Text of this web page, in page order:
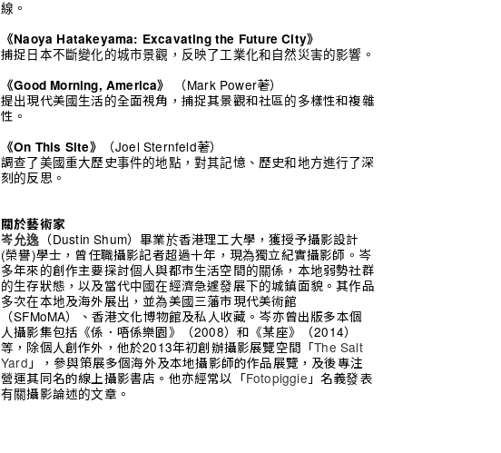
線。
《Naoya Hatakeyama: Excavating the Future City》
捕捉日本不斷變化的城市景觀，反映了工業化和自然災害的影響。
《Good Morning, America》
（Mark Power著）
提出現代美國生活的全面視角，捕捉其景觀和社區的多樣性和複雜
性。
《On This Site》
（Joel Sternfeld著）
調查了美國重大歷史事件的地點，對其記憶、歷史和地方進行了深
刻的反思。
關於藝術家
岑允逸 （Dustin Shum）畢業於香港理工大學，獲授予攝影設計
(榮譽)學士，曾任職攝影記者超過十年，現為獨立紀實攝影師。岑
多年來的創作主要探討個人與都市生活空間的關係，本地弱勢社群
的生存狀態，以及當代中國在經濟急遽發展下的城鎮面貌。其作品
多次在本地及海外展出，並為美國三藩市現代美術館
（SFMoMA）、香港文化博物館及私人收藏。岑亦曾出版多本個
人攝影集包括《係．唔係樂園》（2008）和《某座》（2014）
等，除個人創作外，他於2013年初創辦攝影展覽空間「The Salt
Yard 」，參與策展多個海外及本地攝影師的作品展覽，及後專注
營運其同名的線上攝影書店。他亦經常以「Fotopiggie 」名義發表
有關攝影論述的文章。